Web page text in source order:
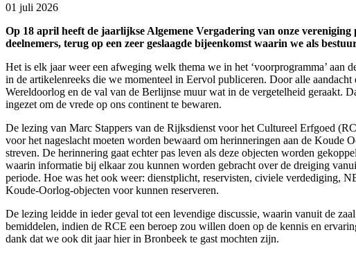
01 juli 2026
Op 18 april heeft de jaarlijkse Algemene Vergadering van onze
deelnemers, terug op een zeer geslaagde bijeenkomst waarin we als
Het is elk jaar weer een afweging welk thema we in het ‘voorprogramma’
in de artikelenreeks die we momenteel in Eervol publiceren. Door alle
Wereldoorlog en de val van de Berlijnse muur wat in de vergetelheid geraakt.
ingezet om de vrede op ons continent te bewaren.
De lezing van Marc Stappers van de Rijksdienst voor het Cultureel Erfgoed
voor het nageslacht moeten worden bewaard om herinneringen aan de Koude
streven. De herinnering gaat echter pas leven als deze objecten worden
waarin informatie bij elkaar zou kunnen worden gebracht over de dreiging
periode. Hoe was het ook weer: dienstplicht, reservisten, civiele verdediging,
Koude-Oorlog-objecten voor kunnen reserveren.
De lezing leidde in ieder geval tot een levendige discussie, waarin vanuit de
bemiddelen, indien de RCE een beroep zou willen doen op de kennis en
dank dat we ook dit jaar hier in Bronbeek te gast mochten zijn.